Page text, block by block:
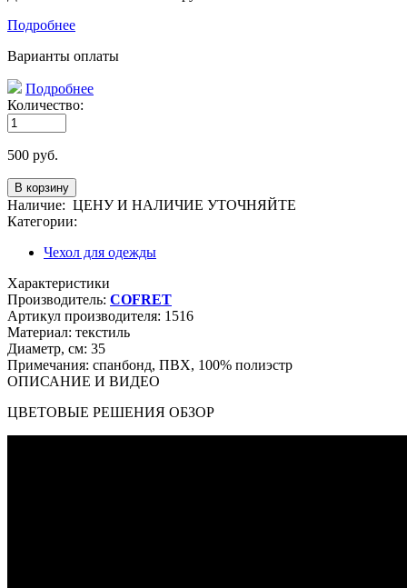
Подробнее
Варианты оплаты
Подробнее
Количество:
500 руб.
Наличие: ЦЕНУ И НАЛИЧИЕ УТОЧНЯЙТЕ
Категории:
Чехол для одежды
Характеристики
Производитель: COFRET
Артикул производителя: 1516
Материал: текстиль
Диаметр, см: 35
Примечания: спанбонд, ПВХ, 100% полиэстр
ОПИСАНИЕ И ВИДЕО
ЦВЕТОВЫЕ РЕШЕНИЯ ОБЗОР